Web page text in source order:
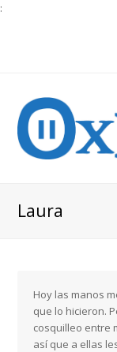
:
Laura
Hoy las manos
que lo hicieron.
cosquilleo entre
así que a ellas